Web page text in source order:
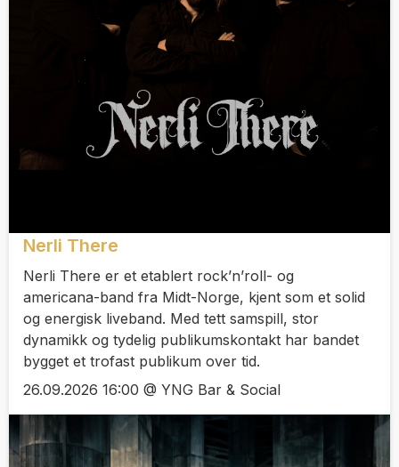
Nerli There
Nerli There er et etablert rock’n’roll- og
americana-band fra Midt-Norge, kjent som et solid
og energisk liveband. Med tett samspill, stor
dynamikk og tydelig publikumskontakt har bandet
bygget et trofast publikum over tid.
26.09.2026 16:00 @ YNG Bar & Social